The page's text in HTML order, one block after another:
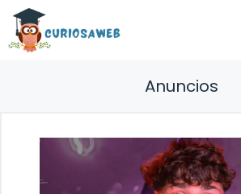
Saltar
contenido
Anuncios